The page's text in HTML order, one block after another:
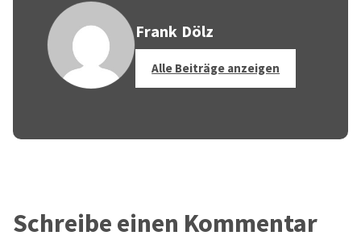
Frank Dölz
Alle Beiträge anzeigen
Schreibe einen Kommentar